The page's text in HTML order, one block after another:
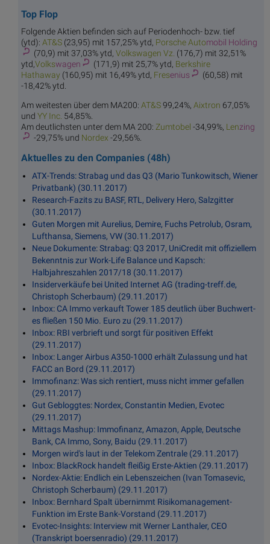
Top Flop
Folgende Aktien befinden sich auf Periodenhoch- bzw. tief
(ytd): AT&S (23,95) mit 157,25% ytd, Porsche Automobil Holding
(70,9) mit 37,03% ytd, Volkswagen Vz. (176,7) mit 32,51%
ytd,Volkswagen (171,9) mit 25,7% ytd, Berkshire
Hathaway (160,95) mit 16,49% ytd, Fresenius
(60,58) mit
-18,42% ytd.
Am weitesten über dem MA200: AT&S99,24%, Aixtron 67,05%
und YY Inc. 54,85%.
Am deutlichsten unter dem MA 200: Zumtobel -34,99%, Lenzing
-29,75% und Nordex -29,56%.
Aktuelles zu den Companies (48h)
ATX-Trends: Strabag und das Q3 (Mario Tunkowitsch, Wiener
Privatbank) (30.11.2017)
Research-Fazits zu BASF, RTL, Delivery Hero, Salzgitter
(30.11.2017)
Guten Morgen mit Aurelius, Demire, Fuchs Petrolub, Osram,
Lufthansa, Siemens, VW (30.11.2017)
Neue Dokumente: Strabag: Q3 2017, UniCredit mit offiziellem
Bekenntnis zur Work-Life Balance und Kapsch:
Halbjahreszahlen 2017/18 (30.11.2017)
Insiderverkäufe bei United Internet AG (trading-treff.de,
Christoph Scherbaum) (29.11.2017)
Inbox: CA Immo verkauft Tower 185 deutlich über Buchwert-
es fließen 150 Mio. Euro zu (29.11.2017)
Inbox: RBI verbrieft und sorgt für positiven Effekt
(29.11.2017)
Inbox: Langer Airbus A350-1000 erhält Zulassung und hat
FACC an Bord (29.11.2017)
Immofinanz: Was sich rentiert, muss nicht immer gefallen
(29.11.2017)
Gut Gebloggtes: Nordex, Constantin Medien, Evotec
(29.11.2017)
Mittags Mashup: Immofinanz, Amazon, Apple, Deutsche
Bank, CA Immo, Sony, Baidu (29.11.2017)
Morgen wird's laut in der Telekom Zentrale (29.11.2017)
Inbox: BlackRock handelt fleißig Erste-Aktien (29.11.2017)
Nordex-Aktie: Endlich ein Lebenszeichen (Ivan Tomasevic,
Christoph Scherbaum) (29.11.2017)
Inbox: Bernhard Spalt übernimmt Risikomanagement-
Funktion im Erste Bank-Vorstand (29.11.2017)
Evotec-Insights: Interview mit Werner Lanthaler, CEO
(Transkript boersenradio) (29.11.2017)